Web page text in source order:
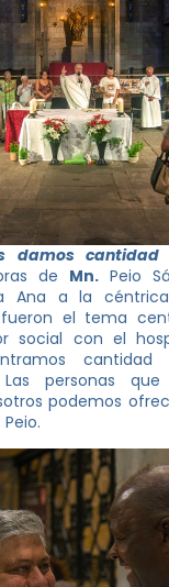
damos cantidad
de Mn.Peio
Ana a la
fueron el tema
social con el
Las personas
podemos